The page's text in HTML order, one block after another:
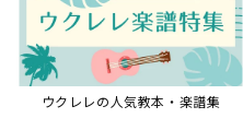
【第20回公開】なぜ人々は祭りを
必要とするのか？祭りの今を見つ
める現地ルポ